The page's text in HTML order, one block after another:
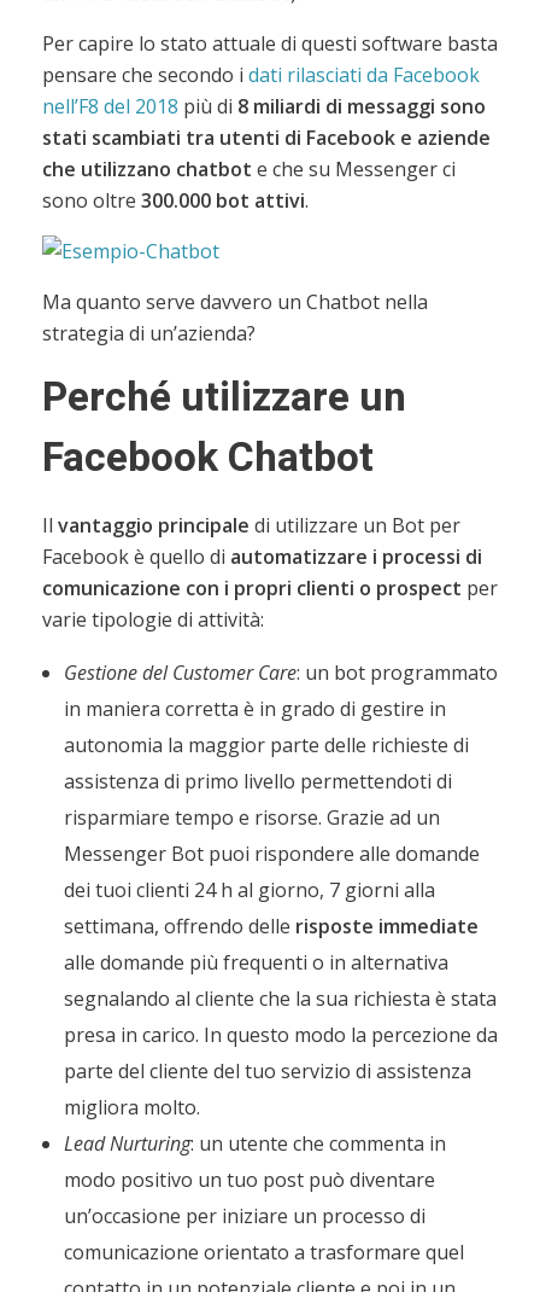
Per capire lo stato attuale di questi software basta
pensare che secondo i dati rilasciati da Facebook
nell’F8 del 2018 più di 8 miliardi di messaggi sono
stati scambiati tra utenti di Facebook e aziende
che utilizzano chatbot e che su Messenger ci
sono oltre 300.000 bot attivi.
Ma quanto serve davvero un Chatbot nella
strategia di un’azienda?
Perché utilizzare un
Facebook Chatbot
Il vantaggio principale di utilizzare un Bot per
Facebook è quello di automatizzare i processi di
comunicazione con i propri clienti o prospect per
varie tipologie di attività:
Gestione del Customer Care: un bot programmato
in maniera corretta è in grado di gestire in
autonomia la maggior parte delle richieste di
assistenza di primo livello permettendoti di
risparmiare tempo e risorse. Grazie ad un
Messenger Bot puoi rispondere alle domande
dei tuoi clienti 24 h al giorno, 7 giorni alla
settimana, offrendo delle risposte immediate
alle domande più frequenti o in alternativa
segnalando al cliente che la sua richiesta è stata
presa in carico. In questo modo la percezione da
parte del cliente del tuo servizio di assistenza
migliora molto.
Lead Nurturing: un utente che commenta in
modo positivo un tuo post può diventare
un’occasione per iniziare un processo di
comunicazione orientato a trasformare quel